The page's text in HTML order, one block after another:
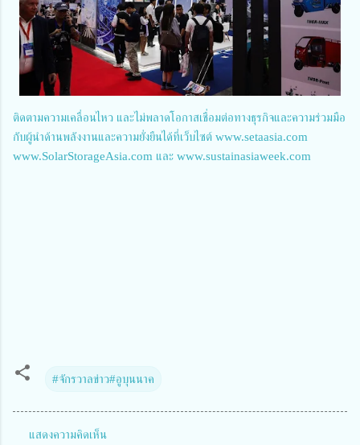
ติดตามความเคลื่อนไหว และไม่พลาดโอกาสเชื่อมต่อทางธุรกิจและความร่วมมือ
กับผู้นำด้านพลังงานและความยั่งยืนได้ที่เว็บไซต์ www.setaasia.com
www.SolarStorageAsia.com และ www.sustainasiaweek.com
#จักรวาลข่าว#อูบุนนาค
แสดงความคิดเห็น